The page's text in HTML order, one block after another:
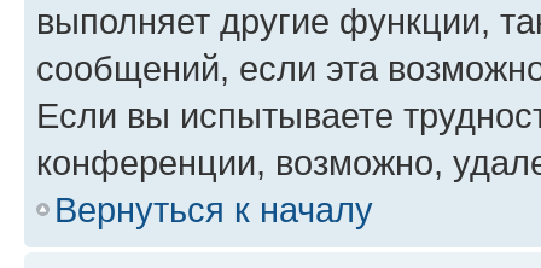
выполняет другие функции,
сообщений, если эта
Если вы испытываете
конференции, возможно,
Вернуться к началу